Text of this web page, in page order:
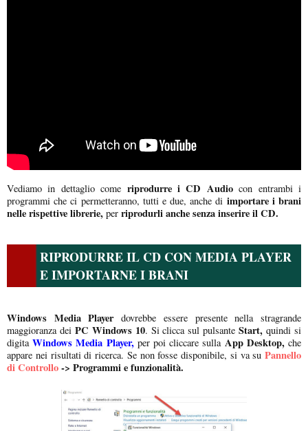
Vediamo in dettaglio come riprodurre i CD Audiocon entrambi i
programmi che ci permetteranno, tutti e due, anche di importare i brani
nelle rispettive librerie, per riprodurli anche senza inserire il CD.
RIPRODURRE IL CD CON MEDIA PLAYER
E IMPORTARNE I BRANI
Windows Media Playerdovrebbe essere presente nella stragrande
maggioranza dei PC Windows 10. Si clicca sul pulsante Start, quindi si
digitaWindows Media Player, per poi cliccare sulla App Desktop, che
appare nei risultati di ricerca. Se non fosse disponibile, si va su Pannello
di Controllo-> Programmi e funzionalità.